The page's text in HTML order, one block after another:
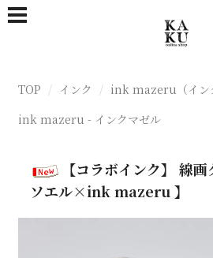
TOP インク
ink mazeru（イン
ink mazeru - インクマゼル
【コラボインク】 線
ソエル×ink mazeru 】